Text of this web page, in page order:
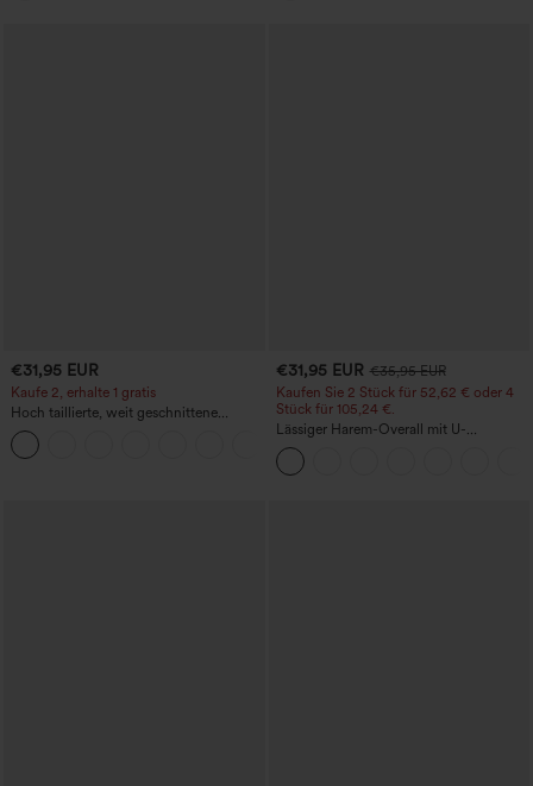
€31,95 EUR
Kaufe 2, erhalte 1 gratis
Hoch taillierte, weit geschnittene
Freizeithose aus Leinenmischung mit
Kordelzug und Taschen
€31,95 EUR €35,95 EUR
Kaufen Sie 2 Stück für 52,62 € oder 4
Stück für 105,24 €.
Lässiger Harem-Overall mit U-
Ausschnitt und Taschen - Easy Peezy
Edition